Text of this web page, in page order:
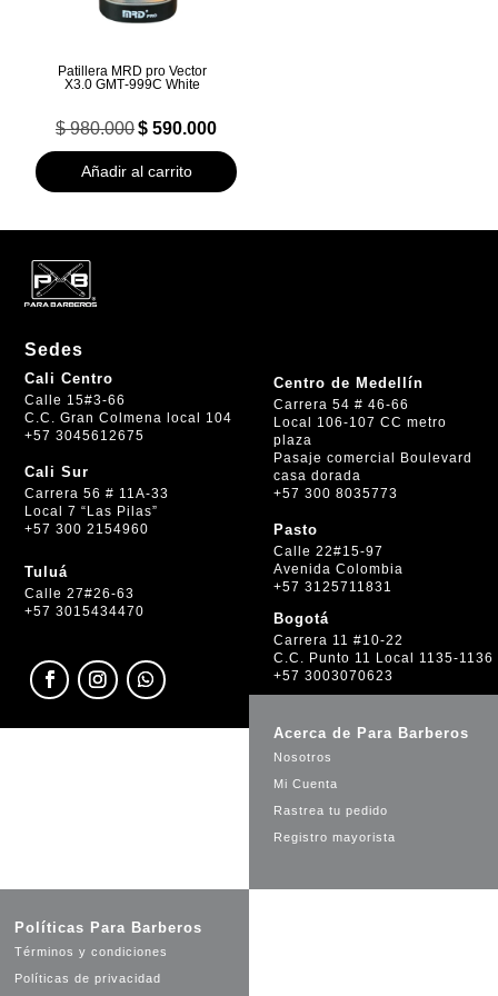
Patillera MRD pro Vector
X3.0 GMT‑999C White
$980.000 El
precio
original
era:
$ 590.000
actual
$ 590.000.
Añadir al carrito
Sedes
Cali Centro
Calle 15#3-66
C.C. Gran Colmena local 104
+57 3045612675
Cali Sur
Carrera 56 # 11A-33
Local 7 “Las Pilas”
+57 300 2154960
Tuluá
Calle 27#26-63
+57 3015434470
Centro de Medellín
Carrera 54 # 46-66
Local 106-107 CC metro
plaza
Pasaje comercial Boulevard
casa dorada
+57 300 8035773
Pasto
Calle 22#15-97
Avenida Colombia
+57 3125711831
Bogotá
Carrera 11 #10-22
C.C. Punto 11 Local 1135-1136
+57 3003070623
Acerca de Para Barberos
Nosotros
Mi Cuenta
Rastrea tu pedido
Registro mayorista
Políticas Para Barberos
Términos y condiciones
Políticas de privacidad